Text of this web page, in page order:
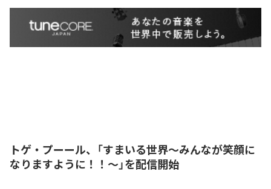
トゲ・プーール、「すまいる世界〜みんなが笑顔に
なりますように！！〜」を配信開始